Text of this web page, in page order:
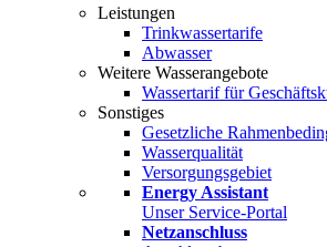
Leistungen
Trinkwassertarife
Abwasser
Weitere Wasserangebote
Wassertarif für
Sonstiges
Gesetzliche
Wasserqualität
Versorgungsgebiet
Energy Assistant
Unser Service-Portal
Netzanschluss